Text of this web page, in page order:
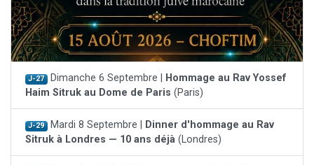
J-27 Dimanche 6 Septembre |
Hommage au Rav Yossef
Haim Sitruk au Dome de Paris (Paris)
J-29 Mardi 8 Septembre |
Dinner d'hommage au Rav
Sitruk à Londres — 10 ans déjà (Londres)